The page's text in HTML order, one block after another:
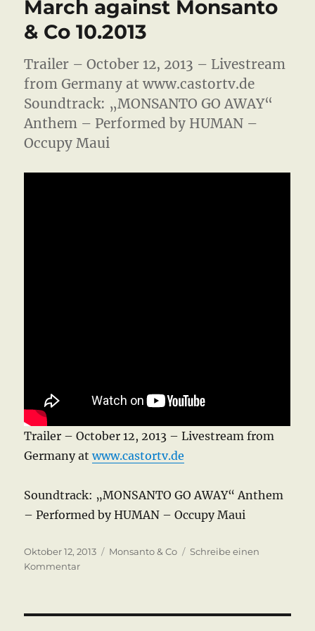
Support
Station
March against Monsanto
& Co 10.2013
Trailer – October 12, 2013 – Livestream
from Germany at www.castortv.de
Soundtrack: „MONSANTO GO AWAY“
Anthem – Performed by HUMAN –
Occupy Maui
Trailer – October 12, 2013 – Livestream from
Germany atwww.castortv.de
Soundtrack: „MONSANTO GO AWAY“ Anthem
– Performed by HUMAN – Occupy Maui
Veröffentlicht
am
Oktober 12, 2013 Kategorien
Monsanto & Co
Schreibe einen
Kommentarzu